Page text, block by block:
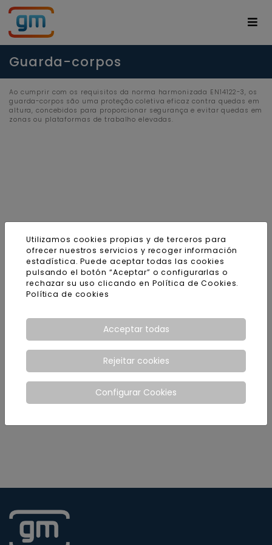
Guarda-corpos
Ao cumprir com os requisitos da norma harmonizada EN14122-3, os
guarda-corpos são uma proteção coletiva eficaz contra quedas em
altura, concebidos para proporcionar segurança e evitar quedas em
zonas ou plataformas de trabalho elevadas.
Utilizamos cookies propias y de terceros para
ofrecer nuestros servicios y recoger información
estadística. Puede aceptar todas las cookies
pulsando el botón “Aceptar” o configurarlas o
rechazar su uso clicando en Política de Cookies.
Política de cookies
Acceptar todas
Rejeitar cookies
Configurar Cookies